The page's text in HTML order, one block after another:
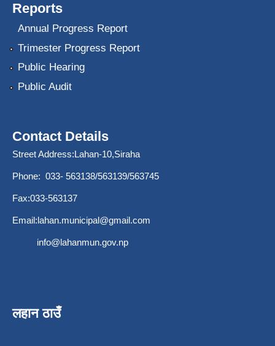
Reports
Annual Progress Report
Trimester Progress Report
Public Hearing
Public Audit
Contact Details
Street Address:Lahan-10,Siraha
Phone: 033- 563138/563139/563745
Fax:033-563137
Email:lahan.municipal@gmail.com
info@lahanmun.gov.np
लहान ठाउँ